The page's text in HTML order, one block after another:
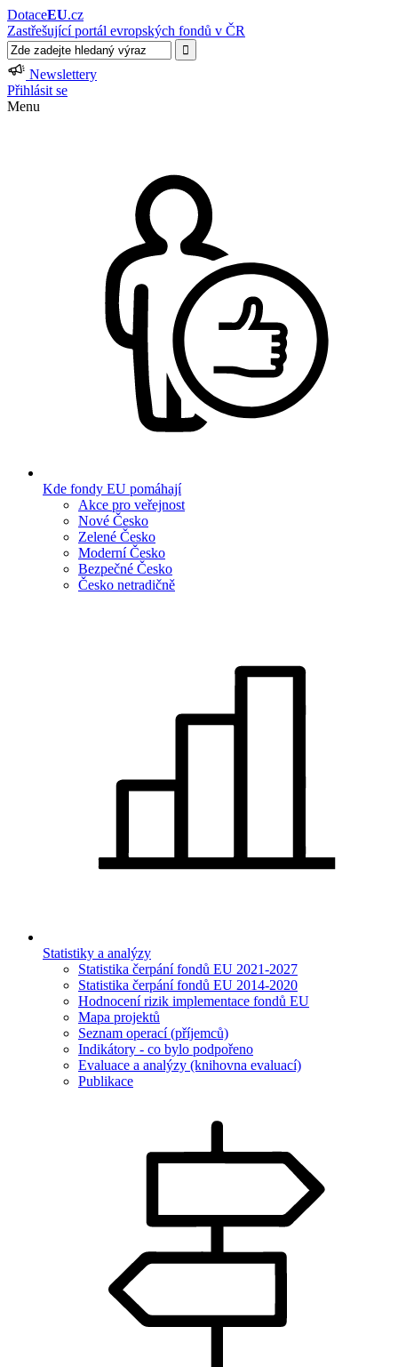
DotaceEU.cz
Zastřešující portál evropských fondů v ČR
Newslettery
Přihlásit se
Menu
Kde fondy EU pomáhají
Akce pro veřejnost
Nové Česko
Zelené Česko
Moderní Česko
Bezpečné Česko
Česko netradičně
Statistiky a analýzy
Statistika čerpání fondů EU 2021-2027
Statistika čerpání fondů EU 2014-2020
Hodnocení rizik implementace fondů EU
Mapa projektů
Seznam operací (příjemců)
Indikátory - co bylo podpořeno
Evaluace a analýzy (knihovna evaluací)
Publikace